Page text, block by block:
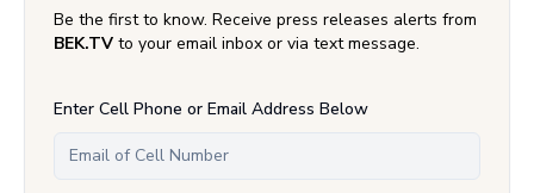
Be the first to know. Receive press releases alerts from
BEK.TV to your email inbox or via text message.
Enter Cell Phone or Email Address Below